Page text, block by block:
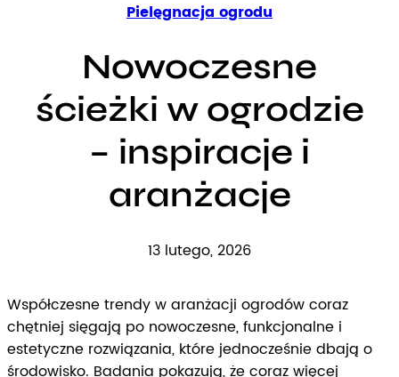
Pielęgnacja ogrodu
Nowoczesne
ścieżki w ogrodzie
– inspiracje i
aranżacje
13 lutego, 2026
Współczesne trendy w aranżacji ogrodów coraz
chętniej sięgają po nowoczesne, funkcjonalne i
estetyczne rozwiązania, które jednocześnie dbają o
środowisko. Badania pokazują, że coraz więcej